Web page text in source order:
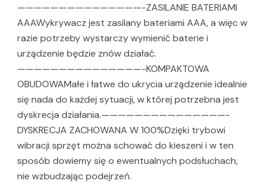
———————————————-ZASILANIE BATERIAMI
AAAWykrywacz jest zasilany bateriami AAA, a więc w
razie potrzeby wystarczy wymienić baterie i
urządzenie będzie znów działać.
———————————————-KOMPAKTOWA
OBUDOWAMałe i łatwe do ukrycia urządzenie idealnie
się nada do każdej sytuacji, w której potrzebna jest
dyskrecja działania.———————————————-
DYSKRECJA ZACHOWANA W 100%Dzięki trybowi
wibracji sprzęt można schować do kieszeni i w ten
sposób dowiemy się o ewentualnych podsłuchach,
nie wzbudzając podejrzeń.